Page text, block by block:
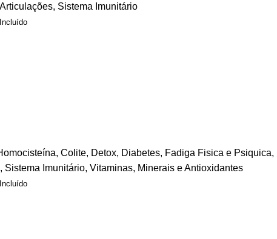
, Sistema Imunitário
, Colite, Detox, Diabetes, Fadiga Fisica e Psiquica,
, Sistema Imunitário, Vitaminas, Minerais e Antioxidantes